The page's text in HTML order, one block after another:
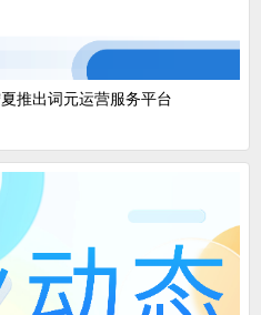
推出词元运营服务平台